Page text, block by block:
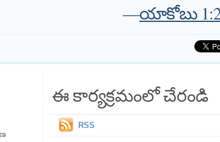
—యాకోబు
ఈ కార్యక్రమంలో చేరండి
RSS